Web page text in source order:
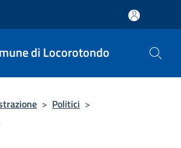
di Locorotondo
> Politici >